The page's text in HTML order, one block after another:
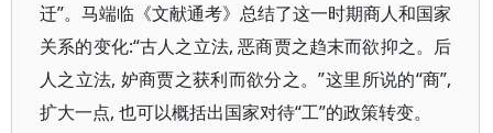
迁”。马端临《文献通考》总结了这一时期商人和国家
关系的变化:“古人之立法, 恶商贾之趋末而欲抑之。后
人之立法, 妒商贾之获利而欲分之。”这里所说的“商”,
扩大一点, 也可以概括出国家对待“工”的政策转变。